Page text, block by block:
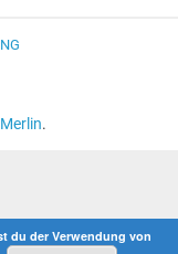
Merlin.
du der Verwendung von